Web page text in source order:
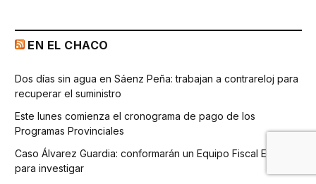
EN EL CHACO
Dos días sin agua en Sáenz Peña: trabajan a contrareloj para
recuperar el suministro
Este lunes comienza el cronograma de pago de los
Programas Provinciales
Caso Álvarez Guardia: conformarán un Equipo Fiscal Especial
para investigar